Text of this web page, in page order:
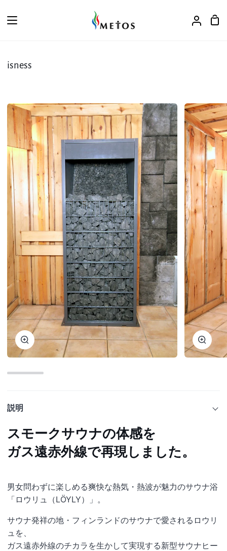
キ
ア
カ
isness
ズ
説明
スモークサウナの体感を
ガス遠赤外線で再現しました。
男女問わずに楽しめる爽快な熱気・熱波が魅力のサウナ浴
「ロウリュ（LÖYLY）」。
サウナ発祥の地・フィンランドのサウナで愛されるロウリ
ュを、
ガス遠赤外線のチカラを生かして実現する新型サウナヒー